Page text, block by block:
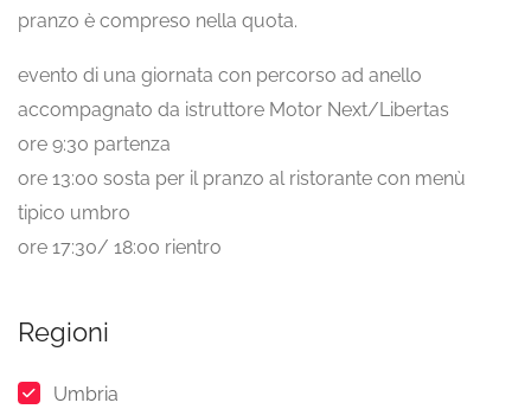
pranzo è compreso nella quota.
evento di una giornata con percorso ad anello
accompagnato da istruttore Motor Next/Libertas
ore 9:30 partenza
ore 13:00 sosta per il pranzo al ristorante con menù
tipico umbro
ore 17:30/ 18:00 rientro
Regioni
Umbria